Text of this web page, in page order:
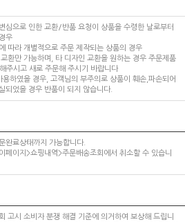
심으로 인한 교환/반품 요청이 상품을 수령한 날로부터
우
따라 개별적으로 주문 제작되는 상품의 경우
환만 가능하며, 타 디자인 교환을 원하는 경우 주문제품
주시고 새로 주문해 주시기 바랍니다
하였을 경우, 고객님의 부주의로 상품이 훼손,파손되어
되었을 경우 반품이 되지 않습니다.
완료상태까지 가능합니다.
페이지>쇼핑내역>주문배송조회에서 취소할 수 있습니
고시 소비자 분쟁 해결 기준에 의거하여 보상해 드립니